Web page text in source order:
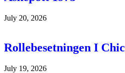
July 20, 2026
Rollebesetningen I
July 19, 2026